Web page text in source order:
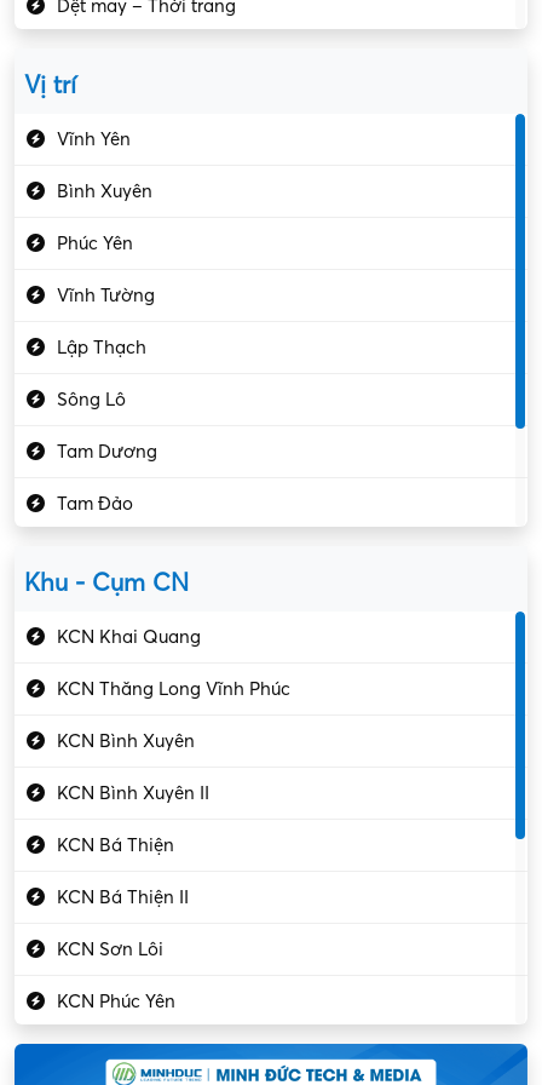
Dệt may – Thời trang
Kiểm soát chất lượng
Kỹ sư cơ khí
Kỹ sư điện
Kỹ thuật cao
Kỹ thuật mạng – IT
Làm bán thời gian
Lao động phổ thông
Lập trình – Phát triển
Luật – Công chứng
Marketing – PR
Mỹ phẩm – Trang sức
Vị trí
Vĩnh Yên
Bình Xuyên
Phúc Yên
Vĩnh Tường
Lập Thạch
Sông Lô
Tam Dương
Tam Đảo
Khu - Cụm CN
KCN Khai Quang
KCN Thăng Long Vĩnh Phúc
KCN Bình Xuyên
KCN Bình Xuyên II
KCN Bá Thiện
KCN Bá Thiện II
KCN Sơn Lôi
KCN Phúc Yên